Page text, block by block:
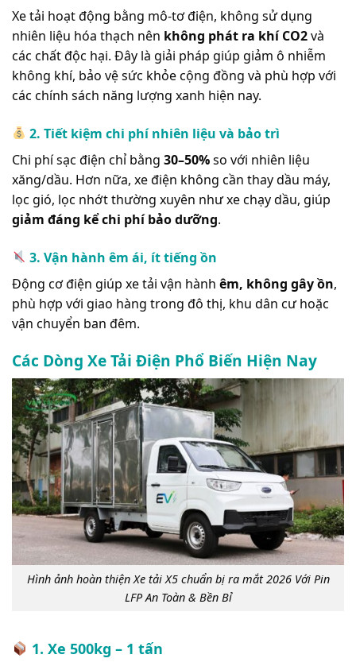
Xe tải hoạt động bằng mô-tơ điện, không sử dụng
nhiên liệu hóa thạch nên không phát ra khí CO2và
các chất độc hại. Đây là giải pháp giúp giảm ô nhiễm
không khí, bảo vệ sức khỏe cộng đồng và phù hợp với
các chính sách năng lượng xanh hiện nay.
2. Tiết kiệm chi phí nhiên liệu và bảo trì
Chi phí sạc điện chỉ bằng 30–50%so với nhiên liệu
xăng/dầu. Hơn nữa, xe điện không cần thay dầu máy,
lọc gió, lọc nhớt thường xuyên như xe chạy dầu, giúp
giảm đáng kể chi phí bảo dưỡng.
3. Vận hành êm ái, ít tiếng ồn
Động cơ điện giúp xe tải vận hành êm, không gây ồn,
phù hợp với giao hàng trong đô thị, khu dân cư hoặc
vận chuyển ban đêm.
Các Dòng Xe Tải Điện Phổ Biến Hiện Nay
Hình ảnh hoàn thiện Xe tải X5 chuẩn bị ra mắt 2026 Với Pin
LFP An Toàn & Bền Bỉ
1. Xe 500kg – 1 tấn